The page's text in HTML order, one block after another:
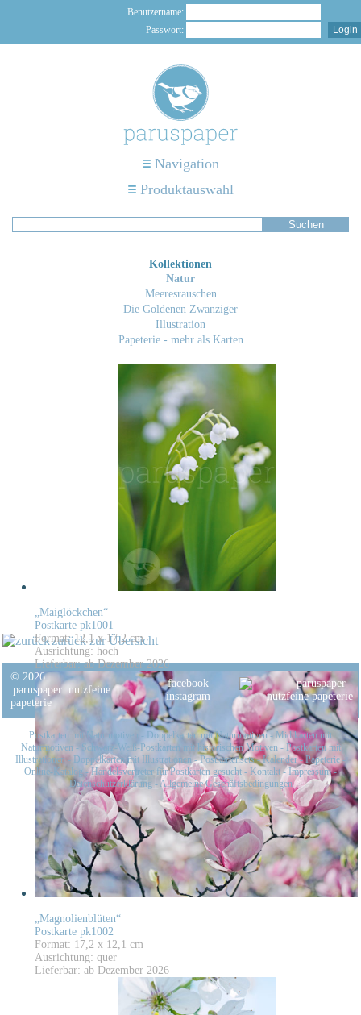
Benutzername:
Passwort:
Navigation
Produktauswahl
Kollektionen
Natur
Meeresrauschen
Die Goldenen Zwanziger
Illustration
Papeterie - mehr als Karten
„Maiglöckchen“
Postkarte pk1001
Format: 12,1 x 17,2 cm
Ausrichtung: hoch
Lieferbar: ab Dezember 2026
„Magnolienblüten“
Postkarte pk1002
Format: 17,2 x 12,1 cm
Ausrichtung: quer
Lieferbar: ab Dezember 2026
zurück zur Übersicht
© 2026
paruspaper. nutzfeine
papeterie
facebook
instagram
Postkarten mit Naturmotiven - Doppelkarten mit Naturmotiven- Midikarten mit
Naturmotiven - Schwarz-Weiß-Postkarten mit historischen Motiven- Postkarten mit
Illustrationen - Doppelkarten mit Illustrationen-Postkartensets-Kalender-Papeterie -
Online-Katalog-Handelsvertreter für Postkarten gesucht - Kontakt-Impressum-
Datenschutzerklärung - Allgemeine Geschäftsbedingungen